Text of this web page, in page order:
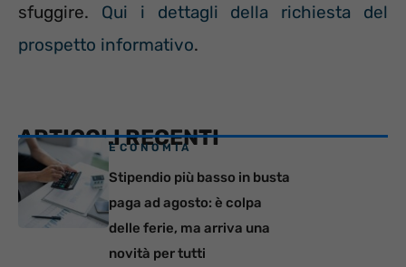
sfuggire. Qui i dettagli della richiesta del
prospetto informativo.
ARTICOLI RECENTI
ECONOMIA
Stipendio più basso in busta
paga ad agosto: è colpa
delle ferie, ma arriva una
novità per tutti